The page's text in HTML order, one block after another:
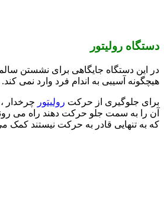
دستگاه رولیتور
در این دستگاه جایگاهی برای نشستن
هیچگونه آسیبی به اندام فرد وارد نمی کند.
برای جلوگیری از حرکت رولیتور چرخدار
آن را به سمت جلو حرکت دهند راه می
که به تنهایی قادر به حرکت نیستند کمک